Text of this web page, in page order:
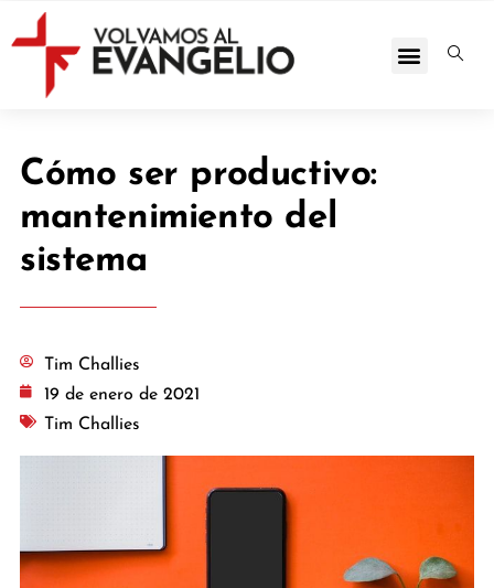
Cómo ser productivo:
mantenimiento del
sistema
Tim Challies
19 de enero de 2021
Tim Challies